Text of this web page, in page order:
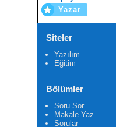
Yazar
Siteler
Yazılım
Eğitim
Bölümler
Soru Sor
Makale Yaz
Sorular